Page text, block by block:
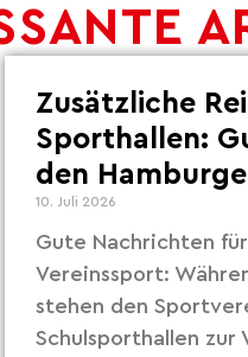
Zusätzliche
Sporthallen:
den
10. Juli 2026
Gute Nachrichten
Vereinssport:
stehen den
Schulsporthallen zur